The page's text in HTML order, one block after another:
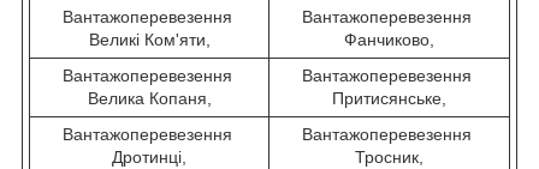
Вантажоперевезення
Великі Ком'яти,
Вантажоперевезення
Фанчиково,
Вантажоперевезення
Велика Копаня,
Вантажоперевезення
Притисянське,
Вантажоперевезення
Дротинці,
Вантажоперевезення
Тросник,